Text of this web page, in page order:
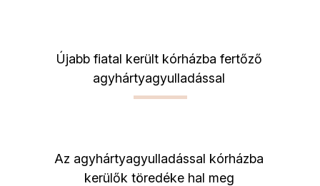
Újabb fiatal került kórházba fertőző
agyhártyagyulladással
Az agyhártyagyulladással kórházba
kerülők töredéke hal meg